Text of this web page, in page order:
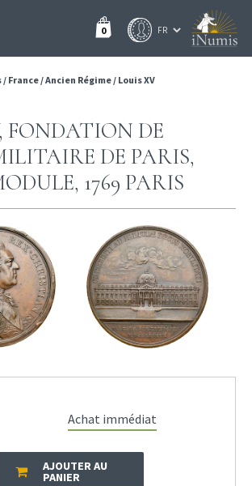
0
/ France/Ancien Régime/ Louis XV
FONDATION DE
DE PARIS,
1769 PARIS
Achat immédiat
AJOUTER AU
PANIER